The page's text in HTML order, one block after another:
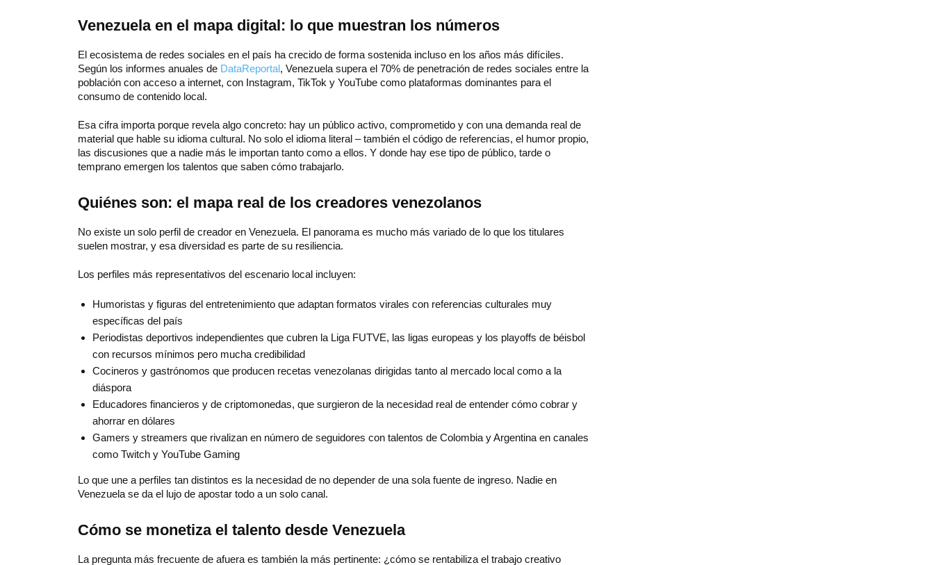
Venezuela en el mapa digital: lo que muestran los números
El ecosistema de redes sociales en el país ha crecido de forma sostenida incluso en los años más difíciles.
Según los informes anuales de DataReportal, Venezuela supera el 70% de penetración de redes sociales entre la
población con acceso a internet, con Instagram, TikTok y YouTube como plataformas dominantes para el
consumo de contenido local.
Esa cifra importa porque revela algo concreto: hay un público activo, comprometido y con una demanda real de
material que hable su idioma cultural. No solo el idioma literal – también el código de referencias, el humor propio,
las discusiones que a nadie más le importan tanto como a ellos. Y donde hay ese tipo de público, tarde o
temprano emergen los talentos que saben cómo trabajarlo.
Quiénes son: el mapa real de los creadores venezolanos
No existe un solo perfil de creador en Venezuela. El panorama es mucho más variado de lo que los titulares
suelen mostrar, y esa diversidad es parte de su resiliencia.
Los perfiles más representativos del escenario local incluyen:
Humoristas y figuras del entretenimiento que adaptan formatos virales con referencias culturales muy
específicas del país
Periodistas deportivos independientes que cubren la Liga FUTVE, las ligas europeas y los playoffs de béisbol
con recursos mínimos pero mucha credibilidad
Cocineros y gastrónomos que producen recetas venezolanas dirigidas tanto al mercado local como a la
diáspora
Educadores financieros y de criptomonedas, que surgieron de la necesidad real de entender cómo cobrar y
ahorrar en dólares
Gamers y streamers que rivalizan en número de seguidores con talentos de Colombia y Argentina en canales
como Twitch y YouTube Gaming
Lo que une a perfiles tan distintos es la necesidad de no depender de una sola fuente de ingreso. Nadie en
Venezuela se da el lujo de apostar todo a un solo canal.
Cómo se monetiza el talento desde Venezuela
La pregunta más frecuente de afuera es también la más pertinente: ¿cómo se rentabiliza el trabajo creativo